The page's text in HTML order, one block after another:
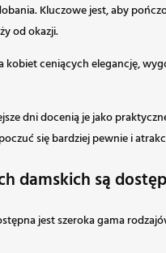
Kluczowe jest, aby
od okazji.
kobiet ceniących elegancję,
dni docenią je jako
się bardziej pewnie i
damskich są
jest szeroka gama